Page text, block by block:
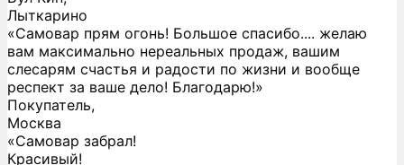
Лыткарино
«Самовар прям огонь! Большое спасибо.... желаю
вам максимально нереальных продаж, вашим
слесарям счастья и радости по жизни и вообще
респект за ваше дело! Благодарю!»
Покупатель,
Москва
«Самовар забрал!
Красивый!